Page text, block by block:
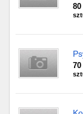
80
70